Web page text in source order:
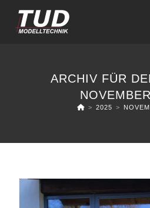
Inhalt
springen
ARCHIV FÜR
> 2025 >